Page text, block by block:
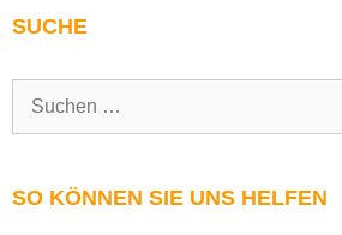
SUCHE
SO KÖNNEN SIE UNS HELFEN